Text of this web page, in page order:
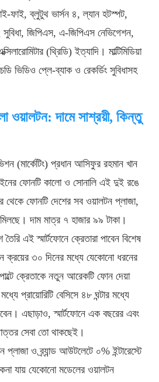
ফাই, ব্লুটুথ ভার্সন ৪, ল্যান হটস্পট,
জিপিএস, এ-জিপিএস নেভিগেশন,
(থ্রিডি) ইত্যাদি। মাল্টিমিডিয়া
ভিডিও প্লে-ব্যাক ও রেকর্ডিং সুবিধাসহ
ওয়ালটন: দামে সাশ্রয়ী, কিন্তু
(মার্কেটিং) প্রধান আসিফুর রহমান খান
ফোনটি কালো ও সোনালি এই দুই রঙে
থেকে ফোনটি দেশের সব ওয়ালটন প্লাজা,
দাম মাত্র ৭ হাজার ৯৯ টাকা।
এই স্মার্টফোনে ক্রেতারা পাবেন বিশেষ
ক্রয়ের ৩০ দিনের মধ্যে যেকোনো ধরনের
ক্রেতাকে নতুন আরেকটি ফোন দেয়া
প্রায়োরিটি বেসিসে ৪৮ ঘন্টার মধ্যে
এছাড়াও, স্মার্টফোনে এক বছরের এবং
সেবা তো থাকছেই।
ও ব্র্যান্ড আউটলেটে ০% ইন্টারেস্টে
যায় যেকোনো মডেলের ওয়ালটন